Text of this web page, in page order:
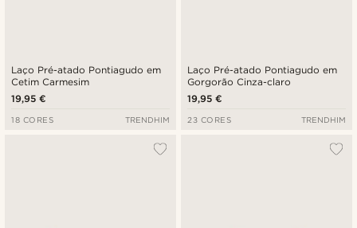
Laço Pré-atado Pontiagudo em
Cetim Carmesim
19,95 €
18 CORES TRENDHIM
Laço Pré-atado Pontiagudo em
Gorgorão Cinza-claro
19,95 €
23 CORES TRENDHIM